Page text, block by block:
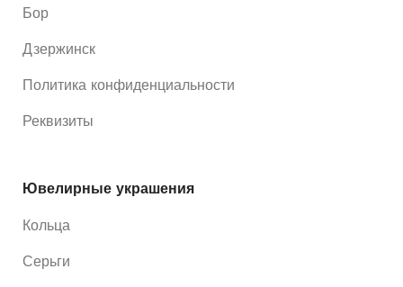
Бор
Дзержинск
Политика конфиденциальности
Реквизиты
Ювелирные украшения
Кольца
Серьги